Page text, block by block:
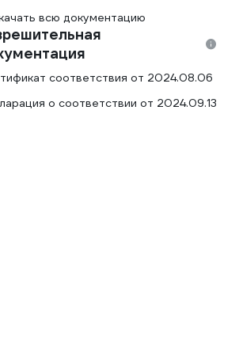
всю документацию
соответствия от 2024.08.06
о соответствии от 2024.09.13